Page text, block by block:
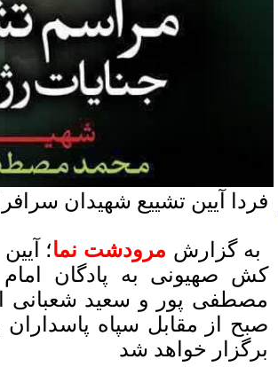
فردا آیین تشییع شهیدان
به گزارش مرودشت نما؛
کش صهیونی به پادگان
صبح از مقابل سپاه
برگزار خواهد شد